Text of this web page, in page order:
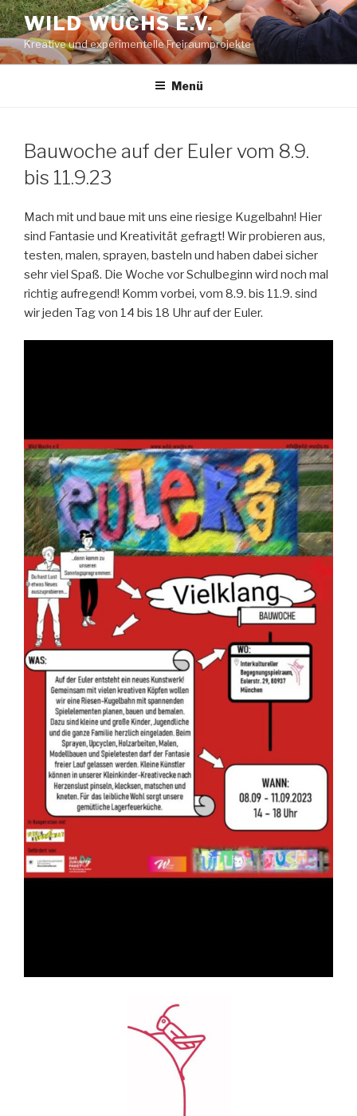
Zum
Inhalt
springen
WILD WUCHS E.V.
Kreative und experimentelle Freiraumprojekte
Menü
Bauwoche auf der Euler vom 8.9.
bis 11.9.23
Mach mit und baue mit uns eine riesige Kugelbahn! Hier
sind Fantasie und Kreativität gefragt! Wir probieren aus,
testen, malen, sprayen, basteln und haben dabei sicher
sehr viel Spaß. Die Woche vor Schulbeginn wird noch mal
richtig aufregend! Komm vorbei, vom 8.9. bis 11.9. sind
wir jeden Tag von 14 bis 18 Uhr auf der Euler.